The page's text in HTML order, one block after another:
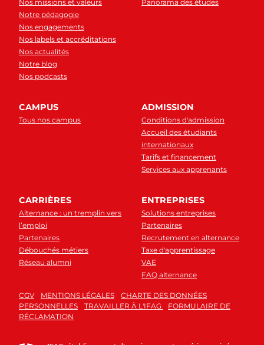
Nos missions et valeurs
Notre pédagogie
Nos engagements
Nos labels et accréditations
Nos actualités
Notre blog
Nos podcasts
Panorama des études
CAMPUS
Tous nos campus
ADMISSION
Conditions d'admission
Accueil des étudiants
internationaux
Tarifs et financement
Services aux apprenants
CARRIÈRES
Alternance : un tremplin vers
l’emploi
Partenaires
Débouchés métiers
Réseau alumni
ENTREPRISES
Solutions entreprises
Partenaires
Recrutement en alternance
Taxe d'apprentissage
VAE
FAQ alternance
CGV MENTIONS LÉGALES
CHARTE DES DONNÉES
PERSONNELLES
TRAVAILLER À L'IFAG
FORMULAIRE DE
RÉCLAMATION